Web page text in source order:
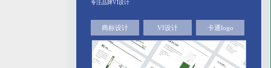
专注品牌VI设计
商标设计 VI设计 卡通logo